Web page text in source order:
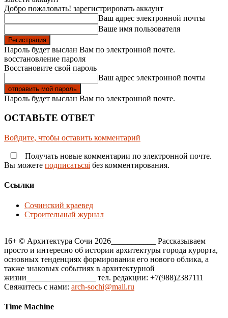
Добро пожаловать! зарегистрировать аккаунт
Ваш адрес электронной почты
Ваше имя пользователя
Пароль будет выслан Вам по электронной почте.
восстановление пароля
Восстановите свой пароль
Ваш адрес электронной почты
Пароль будет выслан Вам по электронной почте.
ОСТАВЬТЕ ОТВЕТ
Войдите, чтобы оставить комментарий
Получать новые комментарии по электронной почте.
Вы можете подписатьсяi без комментирования.
Ссылки
Сочинский краевед
Строительный журнал
16+ © Архитектура Сочи 2026___________ Рассказываем
просто и интересно об истории архитектуры города курорта,
основных тенденциях формирования его нового облика, а
также знаковых событиях в архитектурной
жизни_________________ тел. редакции: +7(988)2387111
Свяжитесь с нами: arch-sochi@mail.ru
Time Machine